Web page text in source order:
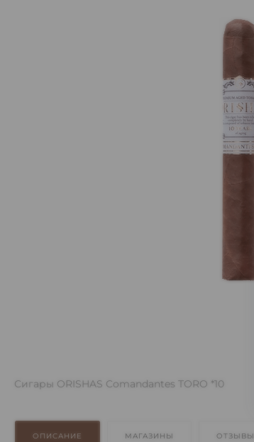
Сигары ORISHAS Comandantes TORO *10
ОПИСАНИЕ МАГАЗИНЫ ОТЗЫВЫ